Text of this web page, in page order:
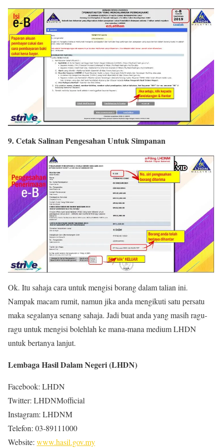
9. Cetak Salinan Pengesahan Untuk Simpanan
Ok. Itu sahaja cara untuk mengisi borang dalam talian ini.
Nampak macam rumit, namun jika anda mengikuti satu persatu
maka segalanya senang sahaja. Jadi buat anda yang masih ragu-
ragu untuk mengisi bolehlah ke mana-mana medium LHDN
untuk bertanya lanjut.
Lembaga Hasil Dalam Negeri (LHDN)
Facebook: LHDN
Twitter: LHDNMofficial
Instagram: LHDNM
Telefon: 03-89111000
Website: www.hasil.gov.my